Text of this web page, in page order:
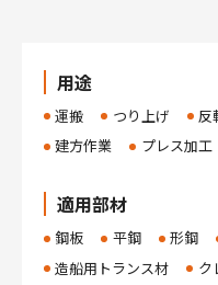
用途
運搬 つり上げ 反
建方作業
プレス加工
適用部材
鋼板 平鋼 形鋼
造船用トランス材
ク